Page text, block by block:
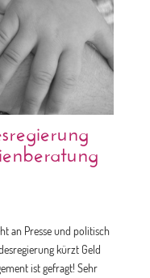
an Presse und politisch
kürzt Geld
ist gefragt! Sehr